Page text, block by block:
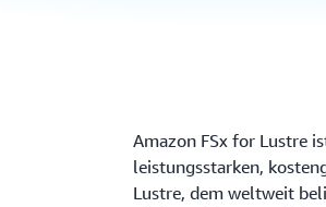
Amazon FSx for Lustre
leistungsstarken,
Lustre, dem weltweit